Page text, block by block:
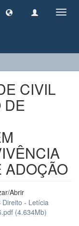
CIVIL
DE
ADOÇÃO
Abrir
Direito - Letícia
(4.634Mb)